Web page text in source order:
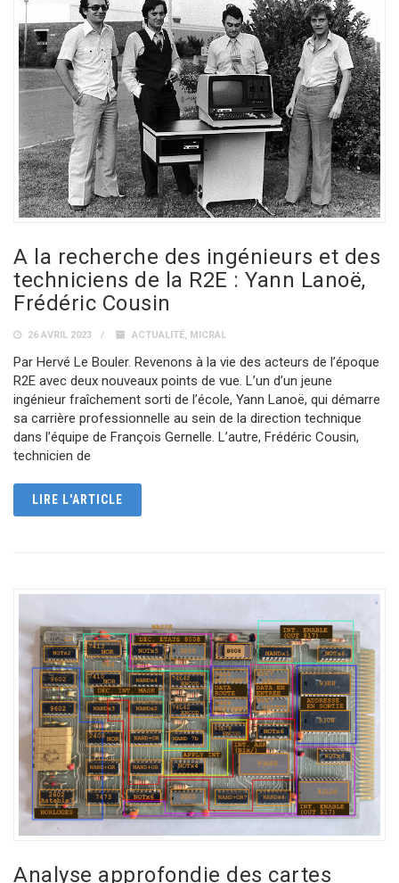
A la recherche des ingénieurs et des
techniciens de la R2E : Yann Lanoë,
Frédéric Cousin
26 AVRIL 2023 ACTUALITÉ, MICRAL
Par Hervé Le Bouler. Revenons à la vie des acteurs de l’époque
R2E avec deux nouveaux points de vue. L’un d’un jeune
ingénieur fraîchement sorti de l’école, Yann Lanoë, qui démarre
sa carrière professionnelle au sein de la direction technique
dans l’équipe de François Gernelle. L’autre, Frédéric Cousin,
technicien de
LIRE L'ARTICLE
Analyse approfondie des cartes